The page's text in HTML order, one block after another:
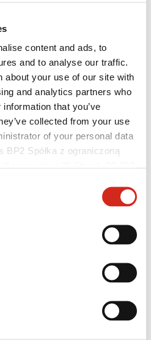
content and ads, to
and to analyse our traffic.
about your use of our site with
and analytics partners who
that you’ve
collected from your use
of your personal data
BP2 Spółka z ograniczoną
– eProfil